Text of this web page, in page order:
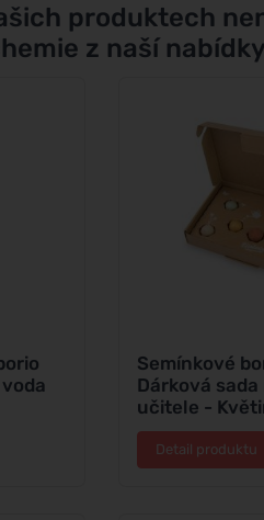
produktech
z naší
Semínkové
Dárková sada
učitele -
Detail produktu